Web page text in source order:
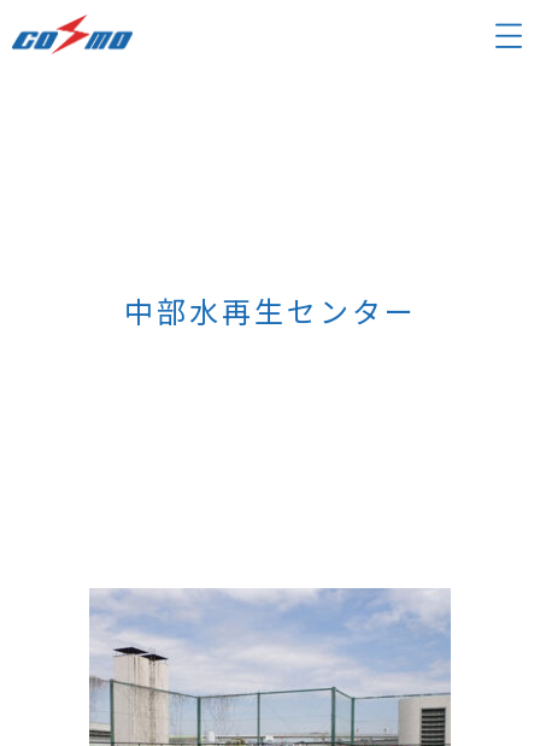
中部水再生センター